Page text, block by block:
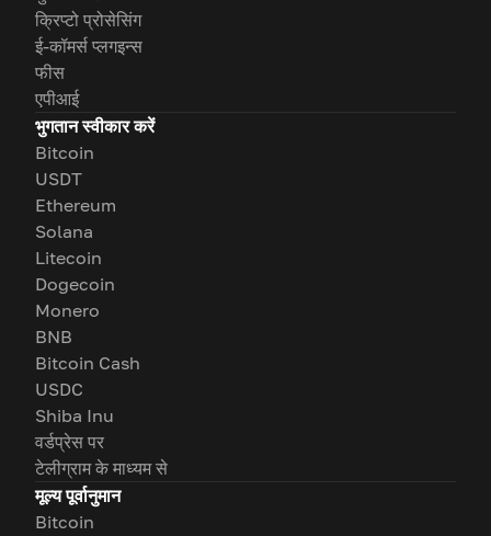
क्रिप्टो प्रोसेसिंग
ई-कॉमर्स प्लगइन्स
फीस
एपीआई
भुगतान स्वीकार करें
Bitcoin
USDT
Ethereum
Solana
Litecoin
Dogecoin
Monero
BNB
Bitcoin Cash
USDC
Shiba Inu
वर्डप्रेस पर
टेलीग्राम के माध्यम से
मूल्य पूर्वानुमान
Bitcoin